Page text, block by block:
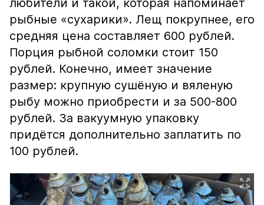
любители и такой, которая напоминает
рыбные «сухарики». Лещ покрупнее, его
средняя цена составляет 600 рублей.
Порция рыбной соломки стоит 150
рублей. Конечно, имеет значение
размер: крупную сушёную и вяленую
рыбу можно приобрести и за 500-800
рублей. За вакуумную упаковку
придётся дополнительно заплатить по
100 рублей.